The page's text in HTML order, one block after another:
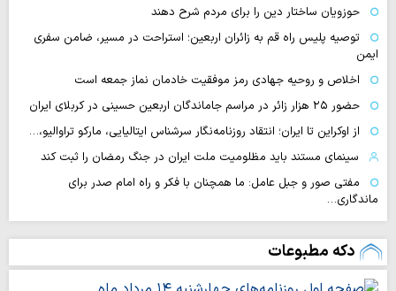
حوزویان ساختار دین را برای مردم شرح دهند
توصیه پلیس راه قم به زائران اربعین؛ استراحت در مسیر، ضامن سفری
ایمن
اخلاص و روحیه جهادی رمز موفقیت خادمان نماز جمعه است
حضور ۲۵ هزار زائر در مراسم جاماندگان اربعین حسینی در کربلای ایران
از اوکراین تا ایران؛ انتقاد روزنامه‌نگار سرشناس ایتالیایی، مارکو تراوالیو،…
سینمای مستند باید مظلومیت ملت ایران در جنگ رمضان را ثبت کند
مفتی صور و جبل عامل: ما همچنان با فکر و راه امام صدر برای
ماندگاری…
دکه مطبوعات